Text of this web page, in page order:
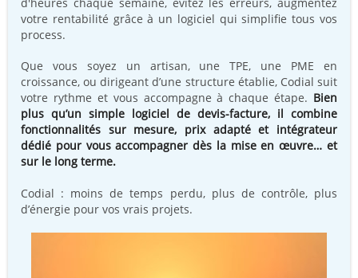
votre rentabilité grâce à un logiciel qui simplifie tous vos
process.
Que vous soyez un artisan, une TPE, une PME en
croissance, ou dirigeant d’une structure établie, Codial suit
votre rythme et vous accompagne à chaque étape. Bien
plus qu’un simple logiciel de devis-facture, il combine
fonctionnalités sur mesure, prix adapté et intégrateur
dédié pour vous accompagner dès la mise en œuvre… et
sur le long terme.
Codial : moins de temps perdu, plus de contrôle, plus
d’énergie pour vos vrais projets.